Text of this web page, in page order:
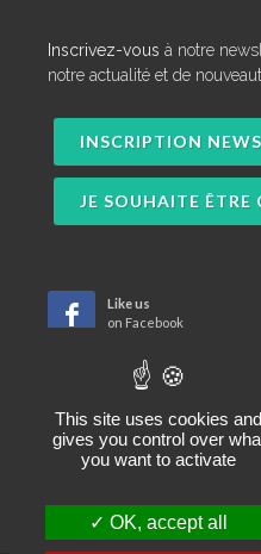
Inscrivez-vous à notre
notre actualité et de
INSCRIPTION
JE SOUHAITE ÊTRE
Like us
on Facebook
Subscribe
This site uses cookies and
gives you control over
you want to activate
OK, accept all